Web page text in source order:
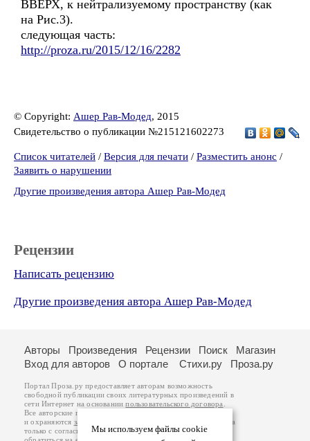
ВВЕРХ, к нейтрализуемому пространству (как
на Рис.3).
следующая часть:
http://proza.ru/2015/12/16/2282
© Copyright: Ашер Рав-Модед, 2015
Свидетельство о публикации №215121602273
Список читателей / Версия для печати / Разместить анонс /
Заявить о нарушении
Другие произведения автора Ашер Рав-Модед
Рецензии
Написать рецензию
Другие произведения автора Ашер Рав-Модед
Мы используем файлы cookie
Авторы Произведения Рецензии Поиск
Магазин
Вход для авторов
О портале Стихи.ру Проза.ру
Портал Проза.ру предоставляет авторам возможность
свободной публикации своих литературных произведений в
сети Интернет на основаниипользовательского договора
Все авторские права на произведения принадлежат авторам
и охраняются законом
. Перепечатка произведений возможна
только с согласия его автора, к которому вы можете